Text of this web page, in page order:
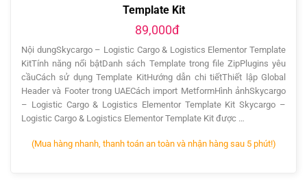
Template Kit
89,000đ
Nội dungSkycargo – Logistic Cargo & Logistics Elementor Template
KitTính năng nổi bậtDanh sách Template trong file ZipPlugins yêu
cầuCách sử dụng Template KitHướng dẫn chi tiếtThiết lập Global
Header và Footer trong UAECách import MetformHình ảnhSkycargo
– Logistic Cargo & Logistics Elementor Template Kit Skycargo –
Logistic Cargo & Logistics Elementor Template Kit được …
(Mua hàng nhanh, thanh toán an toàn và nhận hàng sau 5 phút!)